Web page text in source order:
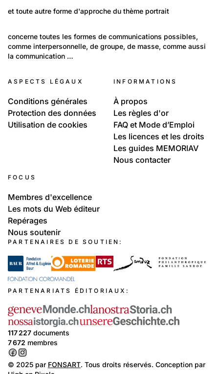
Portraits: Figures marquantes
et toute autre forme d'approche du thème portrait
Temps libre et culture: Vie quotidienne
Communication
concerne toutes les formes de communications possibles,
comme interpersonnelle, de groupe, de masse, comme aussi
la communication …
ASPECTS LÉGAUX
Conditions générales
Protection des données
Utilisation de cookies
INFORMATIONS
À propos
Les règles d'or
FAQ et Mode d’Emploi
Les licences et les droits
Les guides MEMORIAV
Nous contacter
FOCUS
Membres d'excellence
Les mots du Web éditeur
Repérages
Nous soutenir
PARTENAIRES DE SOUTIEN:
PARTENARIATS ÉDITORIAUX:
117 227 documents
7 672 membres
© 2025 par FONSART. Tous droits réservés. Conception par